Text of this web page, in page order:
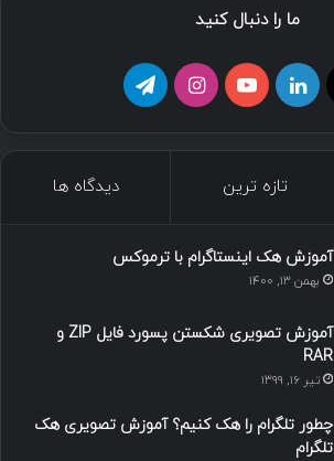
ما را دنبال کنید
تازه ترین دیدگاه ها
آموزش هک اینستاگرام با ترموکس
بهمن ۱۳, ۱۴۰۰
آموزش تصویری شکستن پسورد فایل ZIP و
RAR
تیر ۱۶, ۱۳۹۹
چطور تلگرام را هک کنیم؟ آموزش تصویری هک
تلگرام